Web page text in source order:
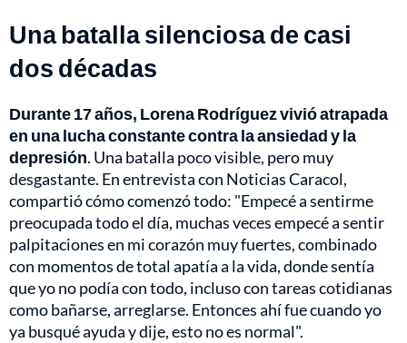
Una batalla silenciosa de casi
dos décadas
Durante 17 años, Lorena Rodríguez vivió atrapada
en una lucha constante contra la ansiedad y la
depresión. Una batalla poco visible, pero muy
desgastante. En entrevista con Noticias Caracol,
compartió cómo comenzó todo: "Empecé a sentirme
preocupada todo el día, muchas veces empecé a sentir
palpitaciones en mi corazón muy fuertes, combinado
con momentos de total apatía a la vida, donde sentía
que yo no podía con todo, incluso con tareas cotidianas
como bañarse, arreglarse. Entonces ahí fue cuando yo
ya busqué ayuda y dije, esto no es normal".